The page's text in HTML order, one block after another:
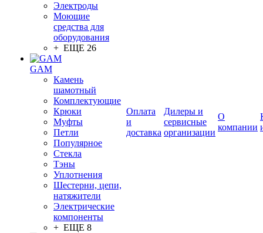
Электроды
Моющие
средства для
оборудования
+ ЕЩЕ 26
GAM
Камень
шамотный
Комплектующие
Крюки
Муфты
Петли
Популярное
Стекла
Тэны
Уплотнения
Шестерни, цепи,
натяжители
Электрические
компоненты
+ ЕЩЕ 8
Оплата
и
доставка
Дилеры и
сервисные
организации
О
компании